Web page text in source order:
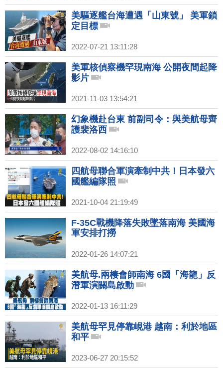
美驅逐艦台海遭遇「山東號」 美軍鎖
定目標
2022-07-21 13:11:28
美軍核偵察機罕現南海 公開夜間起降
影片
2021-11-03 13:54:21
幻象機赴台東 前副司令：與美航母齊
護裴洛西
2022-08-02 14:16:10
四航母聯合軍演牽制中共！日本發六
國艦編隊照
2021-10-04 21:19:49
F-35C戰機降落失敗墜落南海 美國海
軍安排打撈
2022-01-26 14:07:21
美航母.兩棲會師南海 6國「海龍」反
潛軍演關島啟動
2022-01-13 16:11:29
美航母罕見停靠峴港 越南：利於地區
和平
2023-06-27 20:15:52